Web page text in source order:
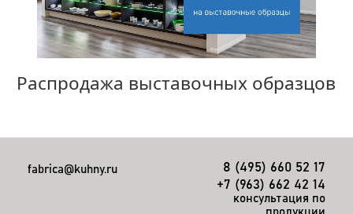
Распродажа выставочных образцов
fabrica@kuhny.ru
8 (495) 660 52 17
+7 (963) 662 42 14
консультация по